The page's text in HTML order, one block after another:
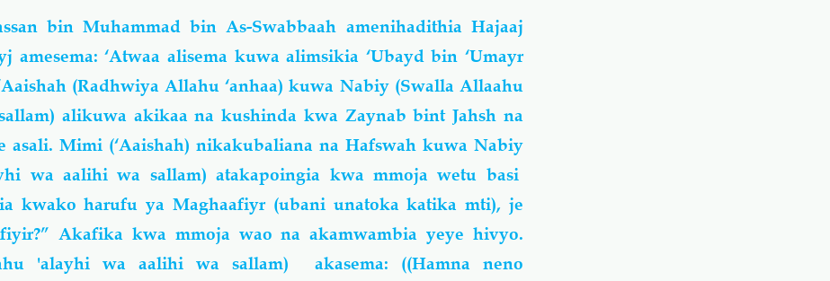
bin Muhammad bin As-Swabbaah amenihadithia Hajaaj
amesema: ‘Atwaa alisema kuwa alimsikia ‘Ubayd bin ‘Umayr
(Radhwiya Allahu ‘anhaa) kuwa Nabiy (Swalla Allaahu
alikuwa akikaa na kushinda kwa Zaynab bint Jahsh na
asali. Mimi (‘Aaishah) nikakubaliana na Hafswah kuwa Nabiy
wa aalihi wa sallam) atakapoingia kwa mmoja wetu basi
kwako harufu ya Maghaafiyr (ubani unatoka katika mti), je
Akafika kwa mmoja wao na akamwambia yeye hivyo.
'alayhi wa aalihi wa sallam) akasema: ((Hamna neno